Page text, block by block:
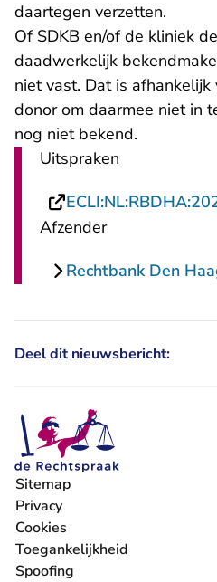
daartegen verzetten.
Of SDKB en/of de kliniek
daadwerkelijk
niet vast. Dat is
donor om daarmee niet in
nog niet bekend.
Uitspraken
Afzender
Rechtbank Den
Deel dit nieuwsbericht:
Sitemap
Privacy
Cookies
Toegankelijkheid
Spoofing